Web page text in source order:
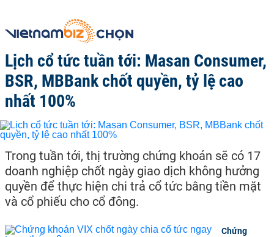
Lịch cổ tức tuần tới: Masan Consumer,
BSR, MBBank chốt quyền, tỷ lệ cao
nhất 100%
Trong tuần tới, thị trường chứng khoán sẽ có 17
doanh nghiệp chốt ngày giao dịch không hưởng
quyền để thực hiện chi trả cổ tức bằng tiền mặt
và cổ phiếu cho cổ đông.
Chứng